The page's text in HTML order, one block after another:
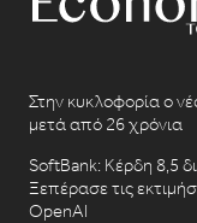
Στην κυκλοφορία ο
μετά από 26 χρόνια
SoftBank: Κέρδη 8,5
Ξεπέρασε τις
OpenAI